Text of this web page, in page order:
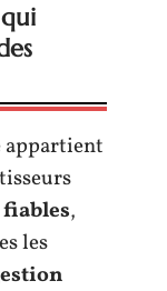
appartient
,
les